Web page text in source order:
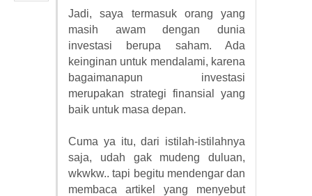
Jadi, saya termasuk orang yang
masih awam dengan dunia
investasi berupa saham. Ada
keinginan untuk mendalami, karena
bagaimanapun investasi
merupakan strategi finansial yang
baik untuk masa depan.
Cuma ya itu, dari istilah-istilahnya
saja, udah gak mudeng duluan,
wkwkw.. tapi begitu mendengar dan
membaca artikel yang menyebut